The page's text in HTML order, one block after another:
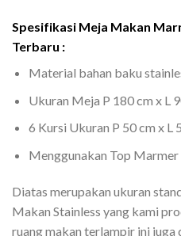
Spesifikasi Meja Makan
Terbaru :
Material bahan baku
Ukuran Meja P 180 cm x L
6 Kursi Ukuran P 50 cm x L
Menggunakan Top
Diatas merupakan ukuran
Makan Stainless yang kami
ruang makan terlampir ini juga